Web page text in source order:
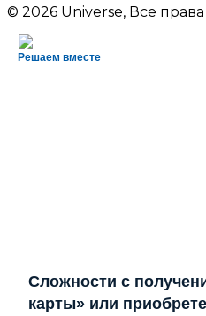
© 2026 Universe, Все
Решаем вместе
Сложности с
карты» или